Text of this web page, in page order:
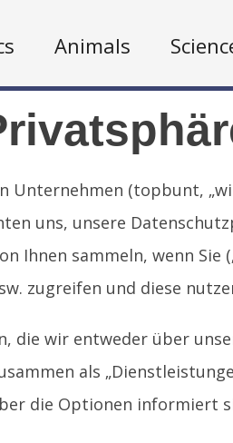
Animals
(topbunt,
uns, unsere
sammeln, wenn Sie
zugreifen und diese
die wir entweder über
als
die Optionen